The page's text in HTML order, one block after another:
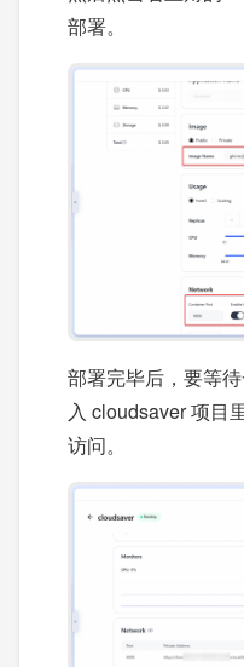
部署。
部署完毕后，要等
入 cloudsaver 项目
访问。